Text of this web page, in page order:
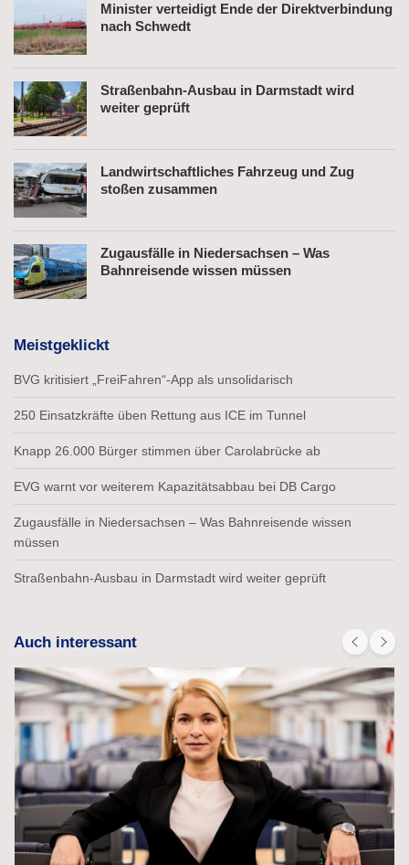
Minister verteidigt Ende der Direktverbindung
nach Schwedt
Straßenbahn-Ausbau in Darmstadt wird
weiter geprüft
Landwirtschaftliches Fahrzeug und Zug
stoßen zusammen
Zugausfälle in Niedersachsen – Was
Bahnreisende wissen müssen
Meistgeklickt
BVG kritisiert „FreiFahren“-App als unsolidarisch
250 Einsatzkräfte üben Rettung aus ICE im Tunnel
Knapp 26.000 Bürger stimmen über Carolabrücke ab
EVG warnt vor weiterem Kapazitätsabbau bei DB Cargo
Zugausfälle in Niedersachsen – Was Bahnreisende wissen
müssen
Straßenbahn-Ausbau in Darmstadt wird weiter geprüft
Auch interessant